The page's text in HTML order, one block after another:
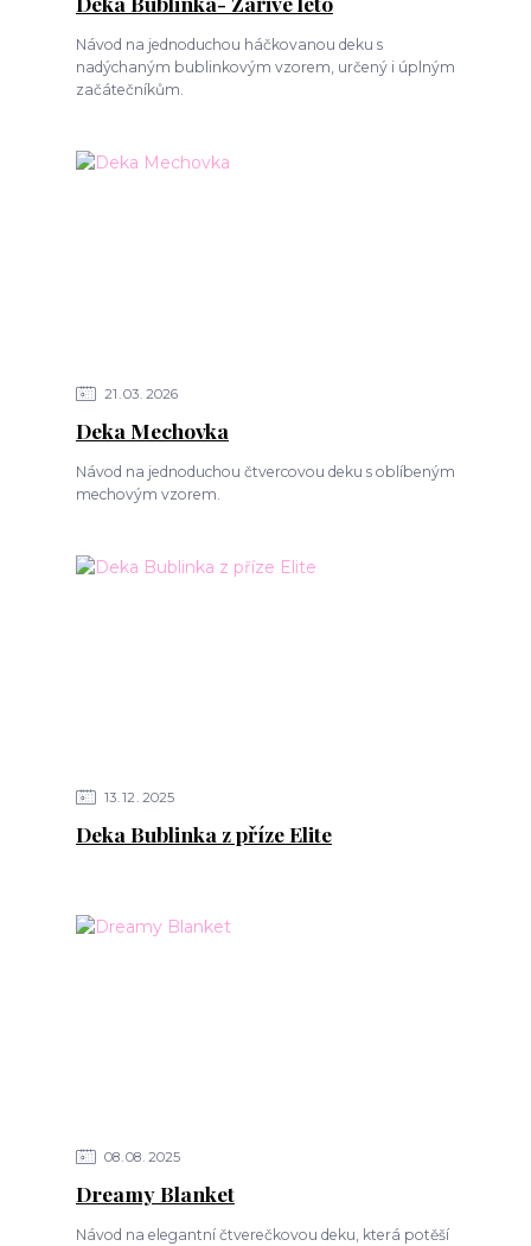
Návod na jednoduchou háčkovanou deku s
nadýchaným bublinkovým vzorem, určený i úplným
začátečníkům.
21 03 2026
Deka Mechovka
Návod na jednoduchou čtvercovou deku s oblíbeným
mechovým vzorem.
13 12 2025
Deka Bublinka z příze Elite
08 08 2025
Dreamy Blanket
Návod na elegantní čtverečkovou deku, která potěší